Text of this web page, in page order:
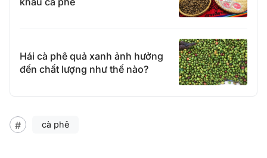
Hái cà phê quả xanh ảnh hưởng
đến chất lượng như thế nào?
cà phê